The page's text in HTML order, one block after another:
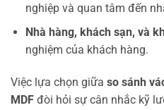
nghiệp và quan tâm đến
Nhà hàng, khách sạn, và
nghiệm của khách hàng.
Việc lựa chọn giữa so sánh
MDF đòi hỏi sự cân nhắc kỹ